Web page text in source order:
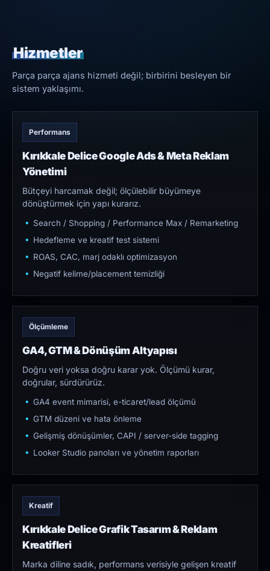
Hizmetler
Parça parça ajans hizmeti değil; birbirini besleyen bir
sistem yaklaşımı.
Performans
Kırıkkale Delice Google Ads & Meta Reklam
Yönetimi
Bütçeyi harcamak değil; ölçülebilir büyümeye
dönüştürmek için yapı kurarız.
Search / Shopping / Performance Max / Remarketing
Hedefleme ve kreatif test sistemi
ROAS, CAC, marj odaklı optimizasyon
Negatif kelime/placement temizliği
Ölçümleme
GA4, GTM & Dönüşüm Altyapısı
Doğru veri yoksa doğru karar yok. Ölçümü kurar,
doğrular, sürdürürüz.
GA4 event mimarisi, e-ticaret/lead ölçümü
GTM düzeni ve hata önleme
Gelişmiş dönüşümler, CAPI / server-side tagging
Looker Studio panoları ve yönetim raporları
Kreatif
Kırıkkale Delice Grafik Tasarım & Reklam
Kreatifleri
Marka diline sadık, performans verisiyle gelişen kreatif